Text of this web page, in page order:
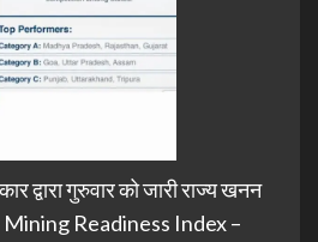
द्वारा गुरुवार को जारी राज्य खनन
Mining Readiness Index –